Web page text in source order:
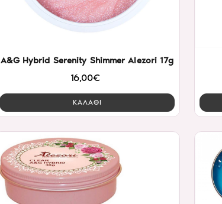
A&G Hybrid Serenity Shimmer Alezori 17g
16,00€
ΚΑΛΑΘΙ